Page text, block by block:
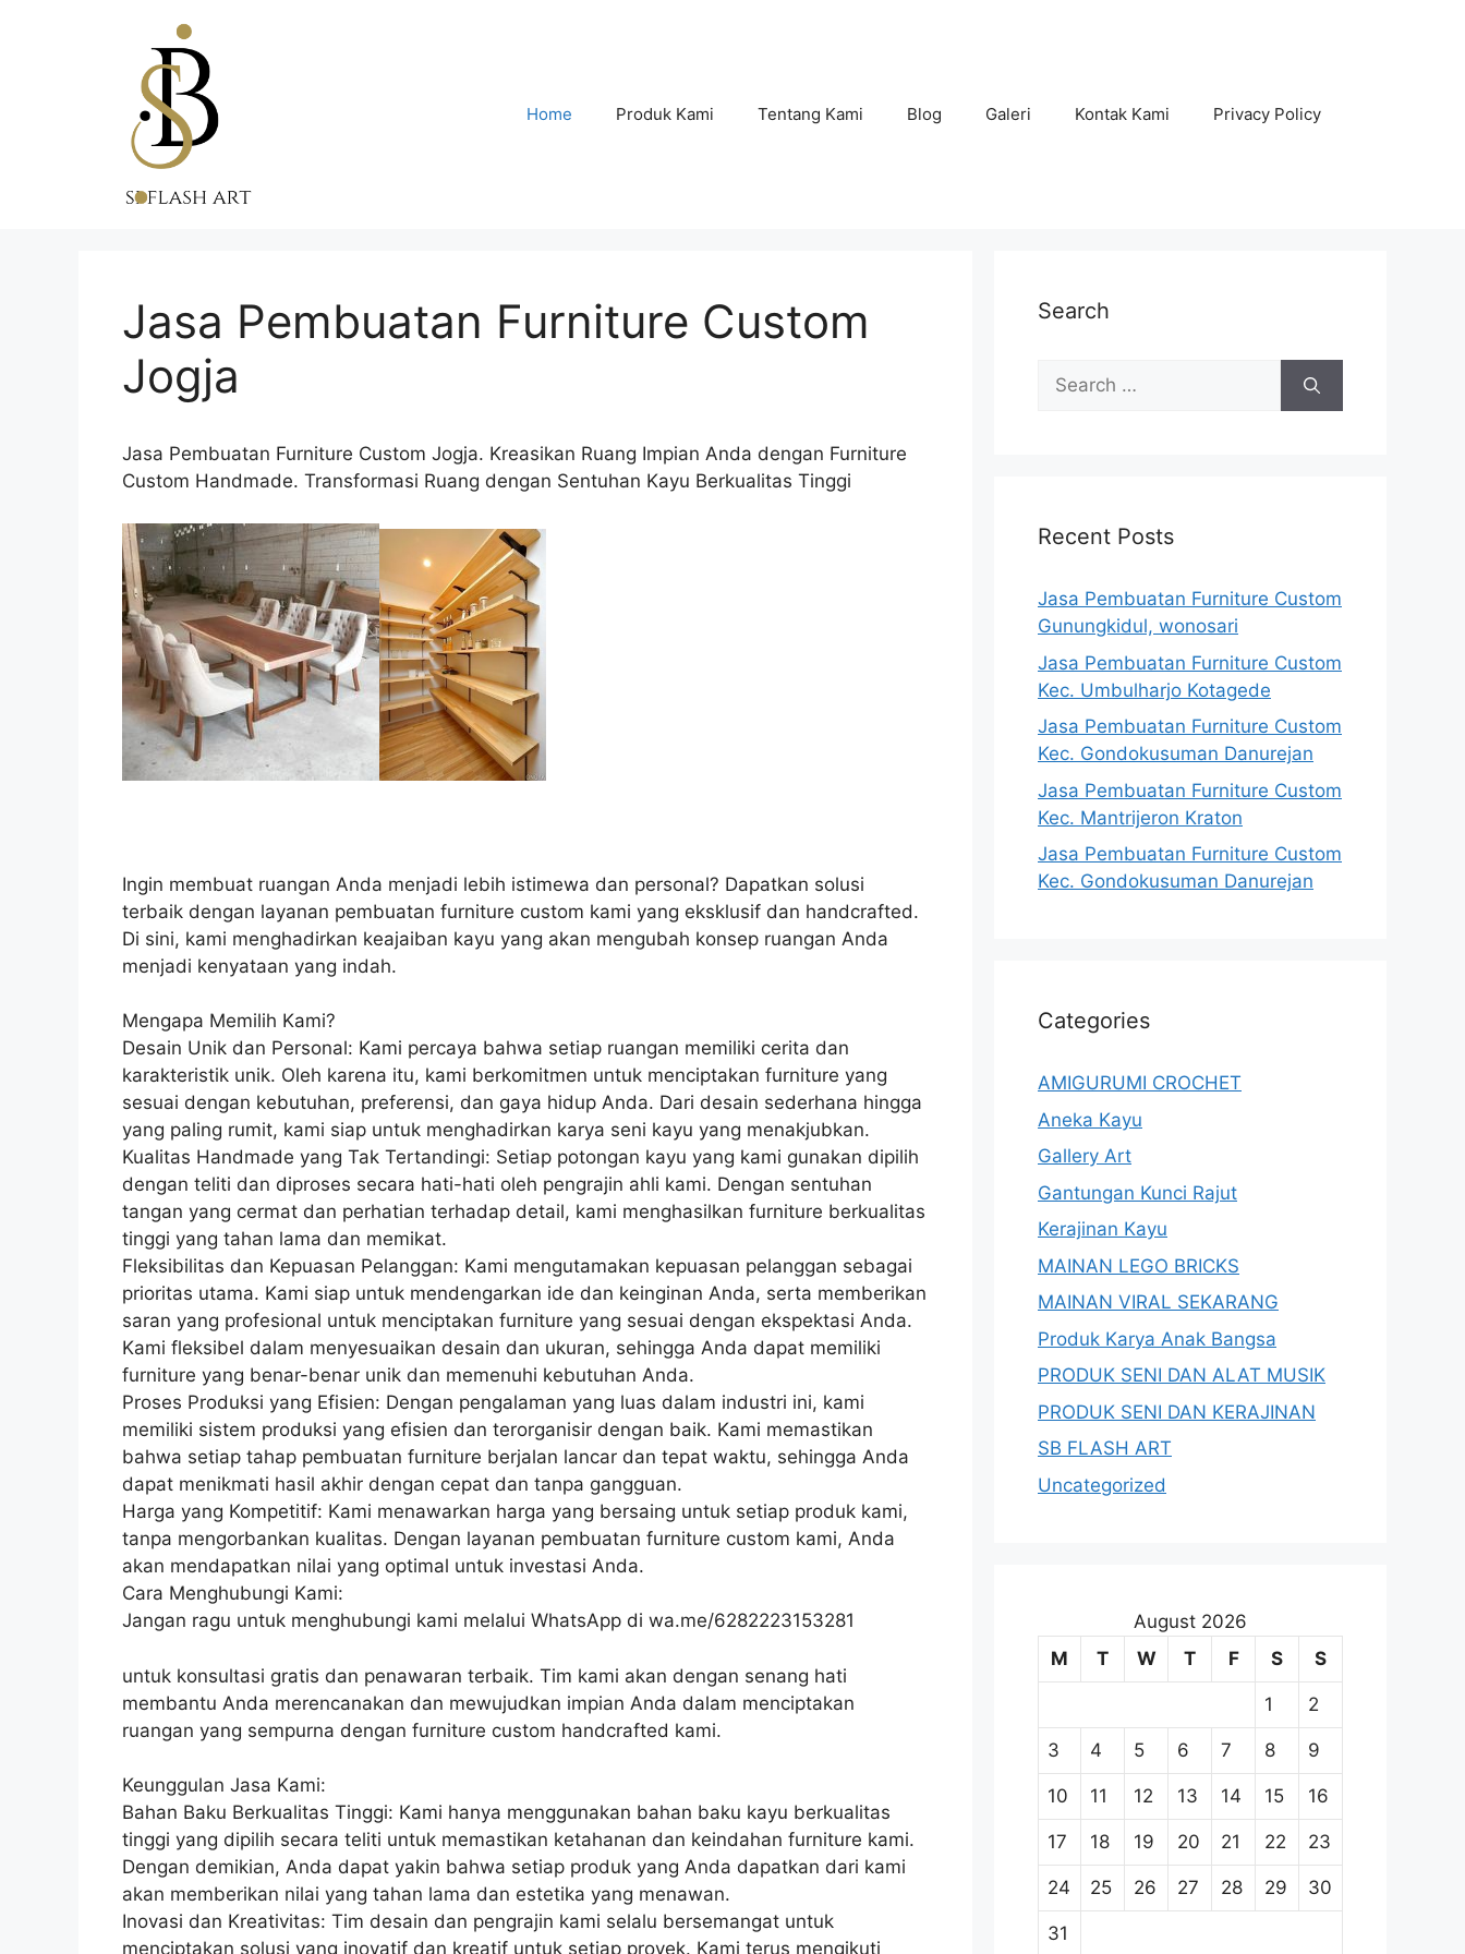
Home Produk Kami Tentang Kami Blog Galeri Kontak Kami Privacy Policy
Jasa Pembuatan Furniture Custom
Jogja
Jasa Pembuatan Furniture Custom Jogja. Kreasikan Ruang Impian Anda dengan Furniture
Custom Handmade. Transformasi Ruang dengan Sentuhan Kayu Berkualitas Tinggi
Ingin membuat ruangan Anda menjadi lebih istimewa dan personal? Dapatkan solusi
terbaik dengan layanan pembuatan furniture custom kami yang eksklusif dan handcrafted.
Di sini, kami menghadirkan keajaiban kayu yang akan mengubah konsep ruangan Anda
menjadi kenyataan yang indah.
Mengapa Memilih Kami?
Desain Unik dan Personal: Kami percaya bahwa setiap ruangan memiliki cerita dan
karakteristik unik. Oleh karena itu, kami berkomitmen untuk menciptakan furniture yang
sesuai dengan kebutuhan, preferensi, dan gaya hidup Anda. Dari desain sederhana hingga
yang paling rumit, kami siap untuk menghadirkan karya seni kayu yang menakjubkan.
Kualitas Handmade yang Tak Tertandingi: Setiap potongan kayu yang kami gunakan dipilih
dengan teliti dan diproses secara hati-hati oleh pengrajin ahli kami. Dengan sentuhan
tangan yang cermat dan perhatian terhadap detail, kami menghasilkan furniture berkualitas
tinggi yang tahan lama dan memikat.
Fleksibilitas dan Kepuasan Pelanggan: Kami mengutamakan kepuasan pelanggan sebagai
prioritas utama. Kami siap untuk mendengarkan ide dan keinginan Anda, serta memberikan
saran yang profesional untuk menciptakan furniture yang sesuai dengan ekspektasi Anda.
Kami fleksibel dalam menyesuaikan desain dan ukuran, sehingga Anda dapat memiliki
furniture yang benar-benar unik dan memenuhi kebutuhan Anda.
Proses Produksi yang Efisien: Dengan pengalaman yang luas dalam industri ini, kami
memiliki sistem produksi yang efisien dan terorganisir dengan baik. Kami memastikan
bahwa setiap tahap pembuatan furniture berjalan lancar dan tepat waktu, sehingga Anda
dapat menikmati hasil akhir dengan cepat dan tanpa gangguan.
Harga yang Kompetitif: Kami menawarkan harga yang bersaing untuk setiap produk kami,
tanpa mengorbankan kualitas. Dengan layanan pembuatan furniture custom kami, Anda
akan mendapatkan nilai yang optimal untuk investasi Anda.
Cara Menghubungi Kami:
Jangan ragu untuk menghubungi kami melalui WhatsApp di wa.me/6282223153281
untuk konsultasi gratis dan penawaran terbaik. Tim kami akan dengan senang hati
membantu Anda merencanakan dan mewujudkan impian Anda dalam menciptakan
ruangan yang sempurna dengan furniture custom handcrafted kami.
Keunggulan Jasa Kami:
Bahan Baku Berkualitas Tinggi: Kami hanya menggunakan bahan baku kayu berkualitas
tinggi yang dipilih secara teliti untuk memastikan ketahanan dan keindahan furniture kami.
Dengan demikian, Anda dapat yakin bahwa setiap produk yang Anda dapatkan dari kami
akan memberikan nilai yang tahan lama dan estetika yang menawan.
Inovasi dan Kreativitas: Tim desain dan pengrajin kami selalu bersemangat untuk
menciptakan solusi yang inovatif dan kreatif untuk setiap proyek. Kami terus mengikuti
Search
Search
for:
Recent Posts
Jasa Pembuatan Furniture Custom
Gunungkidul, wonosari
Jasa Pembuatan Furniture Custom
Kec. Umbulharjo Kotagede
Jasa Pembuatan Furniture Custom
Kec. Gondokusuman Danurejan
Jasa Pembuatan Furniture Custom
Kec. Mantrijeron Kraton
Jasa Pembuatan Furniture Custom
Kec. Gondokusuman Danurejan
Categories
AMIGURUMI CROCHET
Aneka Kayu
Gallery Art
Gantungan Kunci Rajut
Kerajinan Kayu
MAINAN LEGO BRICKS
MAINAN VIRAL SEKARANG
Produk Karya Anak Bangsa
PRODUK SENI DAN ALAT MUSIK
PRODUK SENI DAN KERAJINAN
SB FLASH ART
Uncategorized
August 2026
M
T W T F S S
1 2
3 4 5 6 7 8 9
10 11 12 13 14 15 16
17 18 19 20 21 22 23
24 25 26 27 28 29 30
31